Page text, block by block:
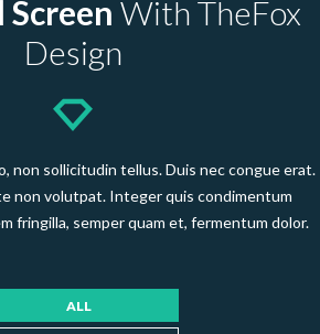
Screen With TheFox
Design
non sollicitudin tellus. Duis nec congue erat.
non volutpat. Integer quis condimentum
fringilla, semper quam et, fermentum dolor.
ALL